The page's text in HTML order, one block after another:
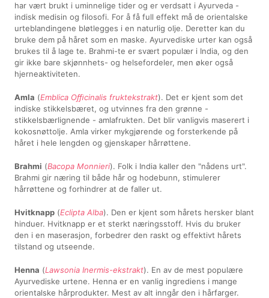
har vært brukt i uminnelige tider og er verdsatt i Ayurveda -
indisk medisin og filosofi. For å få full effekt må de orientalske
urteblandingene bløtlegges i en naturlig olje. Deretter kan du
bruke dem på håret som en maske. Ayurvediske urter kan også
brukes til å lage te. Brahmi-te er svært populær i India, og den
gir ikke bare skjønnhets- og helsefordeler, men øker også
hjerneaktiviteten.
Amla (Emblica Oﬃcinalis fruktekstrakt). Det er kjent som det
indiske stikkelsbæret, og utvinnes fra den grønne -
stikkelsbærlignende - amlafrukten. Det blir vanligvis maserert i
kokosnøttolje. Amla virker mykgjørende og forsterkende på
håret i hele lengden og gjenskaper hårrøttene.
Brahmi (Bacopa Monnieri). Folk i India kaller den "nådens urt".
Brahmi gir næring til både hår og hodebunn, stimulerer
hårrøttene og forhindrer at de faller ut.
Hvitknapp (Eclipta Alba). Den er kjent som hårets hersker blant
hinduer. Hvitknapp er et sterkt næringsstoff. Hvis du bruker
den i en maserasjon, forbedrer den raskt og effektivt hårets
tilstand og utseende.
Henna (Lawsonia Inermis-ekstrakt). En av de mest populære
Ayurvediske urtene. Henna er en vanlig ingrediens i mange
orientalske hårprodukter. Mest av alt inngår den i hårfarger.